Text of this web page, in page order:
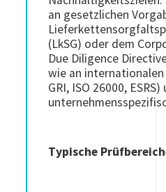
an gesetzlichen
(LkSG) oder dem
Due Diligence
wie an internationalen
GRI, ISO 26000, ESRS)
Typische